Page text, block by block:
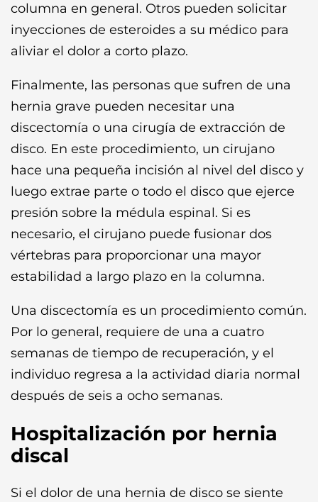
columna en general. Otros pueden solicitar
inyecciones de esteroides a su médico para
aliviar el dolor a corto plazo.
Finalmente, las personas que sufren de una
hernia grave pueden necesitar una
discectomía o una cirugía de extracción de
disco. En este procedimiento, un cirujano
hace una pequeña incisión al nivel del disco y
luego extrae parte o todo el disco que ejerce
presión sobre la médula espinal. Si es
necesario, el cirujano puede fusionar dos
vértebras para proporcionar una mayor
estabilidad a largo plazo en la columna.
Una discectomía es un procedimiento común.
Por lo general, requiere de una a cuatro
semanas de tiempo de recuperación, y el
individuo regresa a la actividad diaria normal
después de seis a ocho semanas.
Hospitalización por hernia
discal
Si el dolor de una hernia de disco se siente